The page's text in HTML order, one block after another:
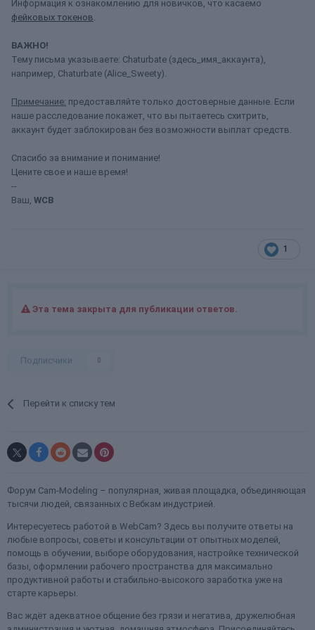
Информация к ознакомлению для новичков, что касаемо
фейковых токенов.
ВАЖНО!
Тему письма указываете: Chaturbate (здесь_имя_аккаунта),
например, Chaturbate (Alice_Sweety).
Примечание: предоставляйте только достоверные данные. Если
наше расследование покажет, что вы пытаетесь схитрить,
аккаунт будет заблокирован без возможности выплат средств.
Спасибо за внимание и понимание!
Цените свое и наше время!
--
Ваш, WCB
1
Эта тема закрыта для публикации ответов.
Подписчики 0
Перейти к списку тем
Форум Cam-Modeling – популярная, живая площадка, объединяющая
тысячи людей, связанных с Вебкам индустрией.
Интересуетесь работой в WebCam? Здесь вы получите ответы на
любые вопросы, советы и консультации от опытных моделей,
помощь в обучении, выборе оборудования, настройке технической
базы, оформлении рабочего пространства для максимально
продуктивной работы и стабильно-высокого заработка уже на
старте карьеры.
Вас ждёт адекватное общение без грязи и негатива, дружелюбная